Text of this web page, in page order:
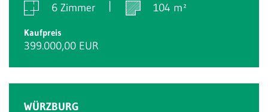
6 Zimmer 104 m²
Kaufpreis
399.000,00 EUR
WÜRZBURG